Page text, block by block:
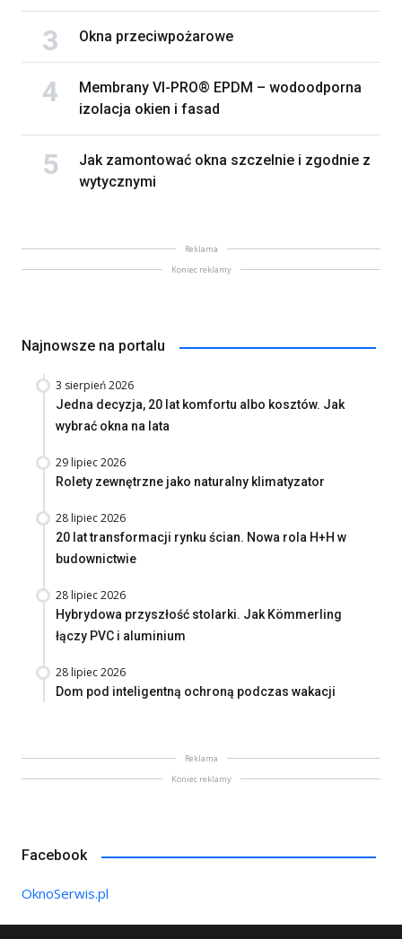
Okna przeciwpożarowe
Membrany VI-PRO® EPDM – wodoodporna
izolacja okien i fasad
Jak zamontować okna szczelnie i zgodnie z
wytycznymi
Reklama
Koniec reklamy
Najnowsze na portalu
3 sierpień 2026
Jedna decyzja, 20 lat komfortu albo kosztów. Jak
wybrać okna na lata
29 lipiec 2026
Rolety zewnętrzne jako naturalny klimatyzator
28 lipiec 2026
20 lat transformacji rynku ścian. Nowa rola H+H w
budownictwie
28 lipiec 2026
Hybrydowa przyszłość stolarki. Jak Kömmerling
łączy PVC i aluminium
28 lipiec 2026
Dom pod inteligentną ochroną podczas wakacji
Reklama
Koniec reklamy
Facebook
OknoSerwis.pl